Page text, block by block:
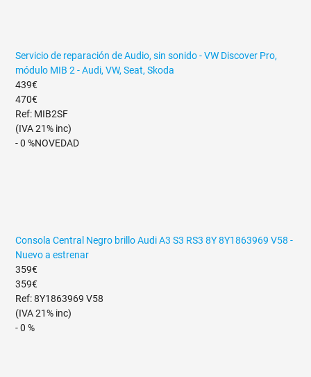
Servicio de reparación de Audio, sin sonido - VW Discover Pro,
módulo MIB 2 - Audi, VW, Seat, Skoda
439€
470€
Ref: MIB2SF
(IVA 21% inc)
- 0 %NOVEDAD
Consola Central Negro brillo Audi A3 S3 RS3 8Y 8Y1863969 V58 -
Nuevo a estrenar
359€
359€
Ref: 8Y1863969 V58
(IVA 21% inc)
- 0 %